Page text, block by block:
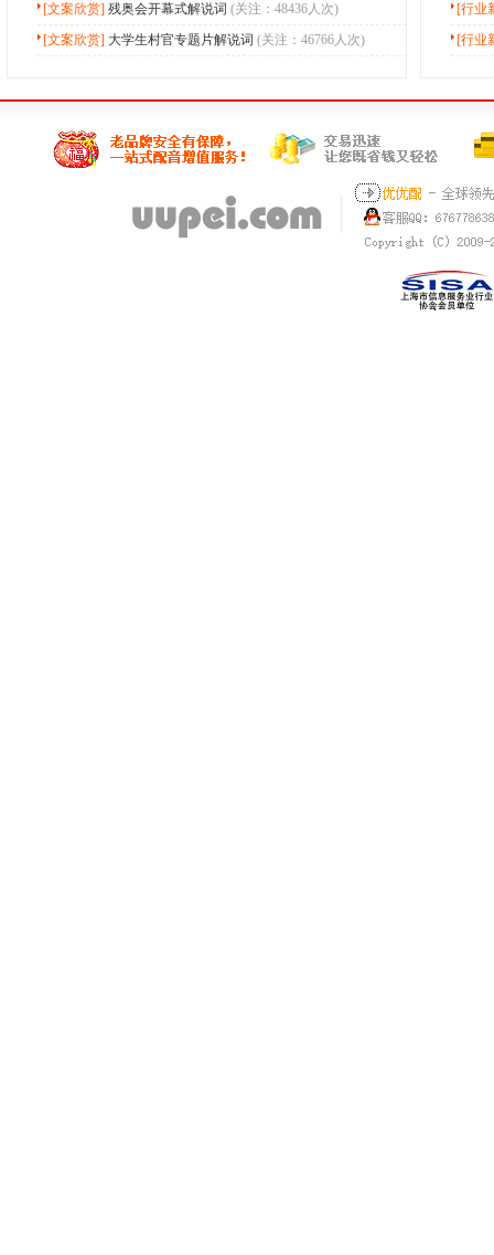
[文案欣赏] 残奥会开幕式解说词 (关注：48436人次)
[文案欣赏] 大学生村官专题片解说词 (关注：46766人次)
[行业
[行业